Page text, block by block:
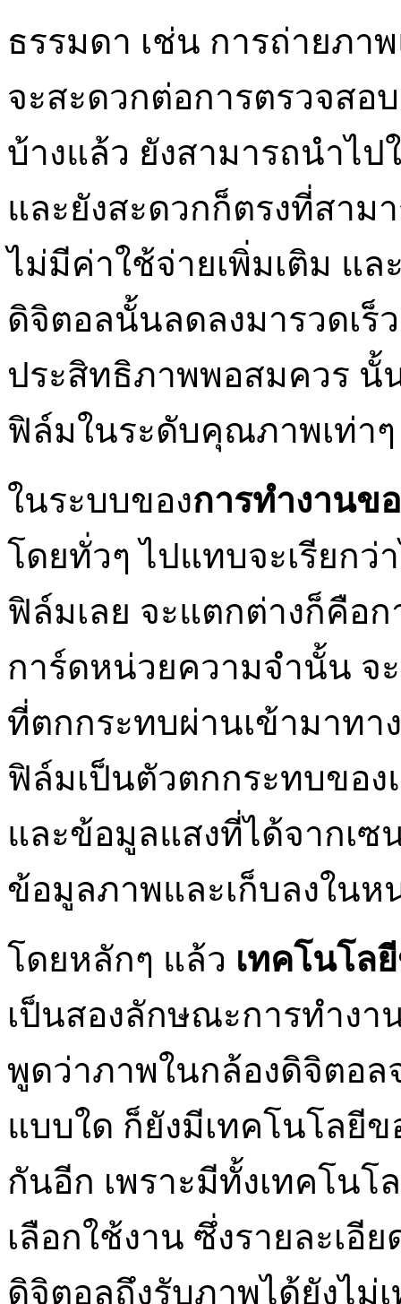
ธรรมดา เช่น การถ่ายภา
จะสะดวกต่อการตรวจสอ
บ้างแล้ว ยังสามารถนำไป
และยังสะดวกก็ตรงที่สาม
ไม่มีค่าใช้จ่ายเพิ่มเติม แ
ดิจิตอลนั้นลดลงมารวดเร็
ประสิทธิภาพพอสมควร นั้
ฟิล์มในระดับคุณภาพเท่า
ในระบบของการทำงานข
โดยทั่วๆ ไปแทบจะเรียก
ฟิล์มเลย จะแตกต่างก็คือก
การ์ดหน่วยความจำนั้น จ
ที่ตกกระทบผ่านเข้ามาทา
ฟิล์มเป็นตัวตกกระทบขอ
และข้อมูลแสงที่ได้จากเซ
ข้อมูลภาพและเก็บลงในห
โดยหลักๆ แล้ว เทคโนโล
เป็นสองลักษณะการทำงา
พูดว่าภาพในกล้องดิจิตอล
แบบใด ก็ยังมีเทคโนโลยี
กันอีก เพราะมีทั้งเทคโน
เลือกใช้งาน ซึ่งรายละเอี
ดิจิตอลถึงรับภาพได้ยังไม่